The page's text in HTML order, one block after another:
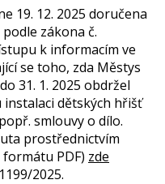
19. 12. 2025 doručena
zákona č.
k informacím ve
se toho, zda Městys
31. 1. 2025 obdržel
dětských hřišť
smlouvy o dílo.
prostřednictvím
PDF) zde
2025.